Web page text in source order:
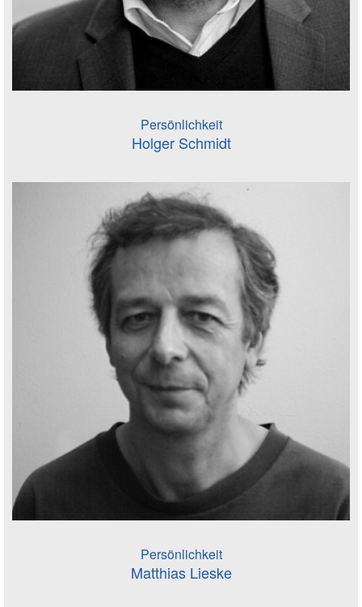
Persönlichkeit
Holger Schmidt
Persönlichkeit
Matthias Lieske